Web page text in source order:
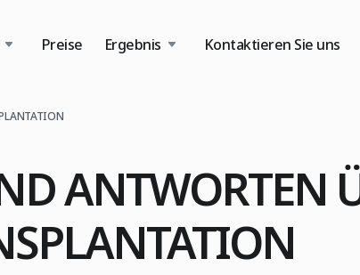
Preise Ergebnis Kontaktieren Sie uns
ANTWORTEN